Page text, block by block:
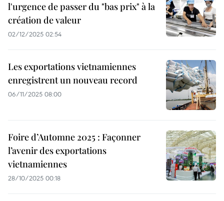
l'urgence de passer du "bas prix" à la
création de valeur
02/12/2025 02:54
Les exportations vietnamiennes
enregistrent un nouveau record
06/11/2025 08:00
Foire d’Automne 2025 : Façonner
l’avenir des exportations
vietnamiennes
28/10/2025 00:18